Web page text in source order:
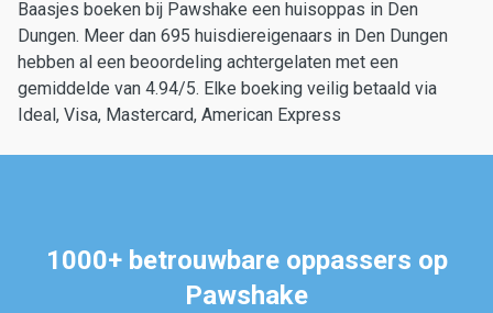
Baasjes boeken bij Pawshake een huisoppas in Den
Dungen. Meer dan 695 huisdiereigenaars in Den Dungen
hebben al een beoordeling achtergelaten met een
gemiddelde van 4.94/5. Elke boeking veilig betaald via
Ideal, Visa, Mastercard, American Express
1000+ betrouwbare oppassers op
Pawshake